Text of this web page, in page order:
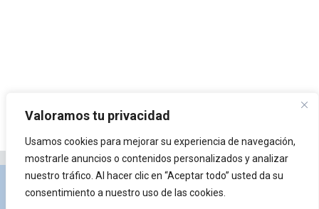
Valoramos tu privacidad
Usamos cookies para mejorar su experiencia de navegación,
mostrarle anuncios o contenidos personalizados y analizar
nuestro tráfico. Al hacer clic en “Aceptar todo” usted da su
consentimiento a nuestro uso de las cookies.
Privacidad y Política de Cookies Portal de